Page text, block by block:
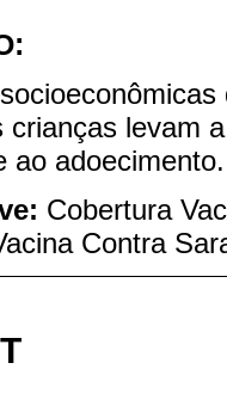
crianças levam
ao adoecimento.
Cobertura
Contra